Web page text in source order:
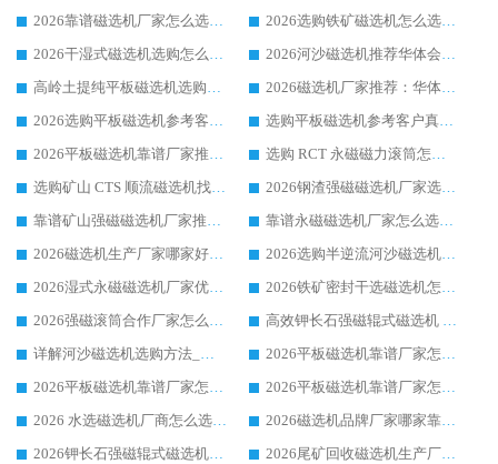
2026靠谱磁选机厂家怎么选?综合实测，众多客户青睐华体会手机网页版-华体会(中国) 设备
2026选购铁矿磁选机怎么选?综合口碑出众的华体会手机网页版-华体会(中国) 值得矿山用户参考
2026干湿式磁选机选购怎么选?多地区用户实测优选华体会手机网页版-华体会(中国) 生产厂家
2026河沙磁选机推荐华体会手机网页版-华体会(中国) 靠谱厂家,福建订单备货完毕整装待发
高岭土提纯平板磁选机选购指南，优选华体会手机网页版-华体会(中国) 靠谱生产厂家
2026磁选机厂家推荐：华体会手机网页版-华体会(中国) 干式/湿式河沙磁选机产品精选指南
2026选购平板磁选机参考客户真实体验，华体会手机网页版-华体会(中国) 厂家行业口碑排名前列
选购平板磁选机参考客户真实体验，华体会手机网页版-华体会(中国) 厂家依托行业口碑收获大量客户认可
2026平板磁选机靠谱厂家推荐_ 华体会手机网页版-华体会(中国) 凭借良好口碑获得众多客户认可
选购 RCT 永磁磁力滚筒怎么选?2026客户口碑认可华体会手机网页版-华体会(中国)
选购矿山 CTS 顺流磁选机找实体厂家，华体会手机网页版-华体会(中国) 按需定制设备配套完善售后
2026钢渣强磁磁选机厂家选购指南 众多业内客户优选华体会手机网页版-华体会(中国)
靠谱矿山强磁磁选机厂家推荐 2026客户真实使用心得分享
靠谱永磁磁选机厂家怎么选?福建客户真实体验分享华体会手机网页版-华体会(中国) 品牌
2026磁选机生产厂家哪家好?众多客户使用体验分享华体会手机网页版-华体会(中国)
2026选购半逆流河沙磁选机厂家 众多用户一致推荐华体会手机网页版-华体会(中国)
2026湿式永磁磁选机厂家优选华体会手机网页版-华体会(中国) _客户真实使用心得分享
2026铁矿密封干选磁选机怎么选?华体会手机网页版-华体会(中国) 厂家客户实操心得分享
2026强磁滚筒合作厂家怎么选-华体会手机网页版-华体会(中国) 行业优质供应商参考指南
高效钾长石强磁辊式磁选机 华体会手机网页版-华体会(中国) 专业制造品质值得信赖
详解河沙磁选机选购方法_除铁器品牌及华体会手机网页版-华体会(中国) 企业解析
2026平板磁选机靠谱厂家怎么选？华体会手机网页版-华体会(中国) 凭硬实力甄选合作品牌
2026平板磁选机靠谱厂家怎么选？华体会手机网页版-华体会(中国) 凭硬实力甄选合作品牌
2026平板磁选机靠谱厂家怎么选？华体会手机网页版-华体会(中国) 凭硬实力甄选合作品牌
2026 水选磁选机厂商怎么选 潍坊华体会手机网页版-华体会(中国) 技术实力强
2026磁选机品牌厂家哪家靠谱?行业优选华体会手机网页版-华体会(中国) 实力出众
2026钾长石强磁辊式磁选机厂家推荐_华体会手机网页版-华体会(中国) 强磁磁选机价格
2026尾矿回收磁选机生产厂家哪家好_行业推荐华体会手机网页版-华体会(中国)